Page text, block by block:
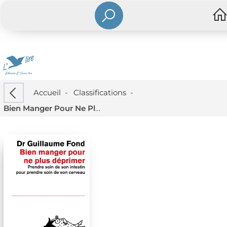
Accueil - Classifications-
Bien Manger Pour Ne Plus Deprimer : Prendre Soin De Son Intestin Pour Prendre Soin De Son Cerveau